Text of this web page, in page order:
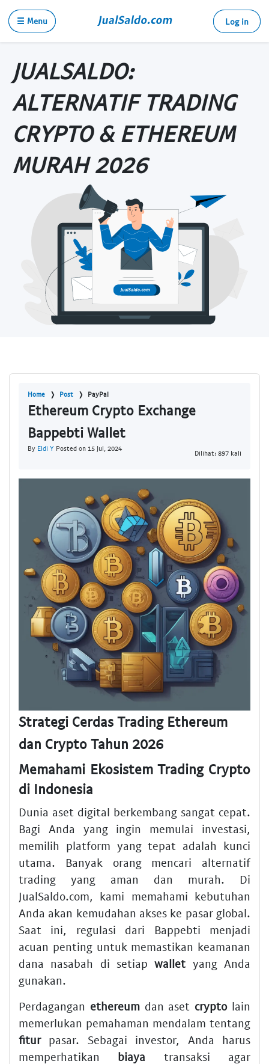
☰ Menu Log in
JUALSALDO:
ALTERNATIF TRADING
CRYPTO & ETHEREUM
MURAH 2026
Home Post PayPal
Ethereum Crypto Exchange
Bappebti Wallet
By Eldi Y Posted on 15 Jul, 2024
Dilihat: 897 kali
Strategi Cerdas Trading Ethereum
dan Crypto Tahun 2026
Memahami Ekosistem Trading Crypto
di Indonesia
Dunia aset digital berkembang sangat cepat.
Bagi Anda yang ingin memulai investasi,
memilih platform yang tepat adalah kunci
utama. Banyak orang mencari alternatif
trading yang aman dan murah. Di
JualSaldo.com, kami memahami kebutuhan
Anda akan kemudahan akses ke pasar global.
Saat ini, regulasi dari Bappebti menjadi
acuan penting untuk memastikan keamanan
dana nasabah di setiapwallet yang Anda
gunakan.
Perdagangan ethereumdan aset cryptolain
memerlukan pemahaman mendalam tentang
fiturpasar. Sebagai investor, Anda harus
memperhatikan biaya transaksi agar